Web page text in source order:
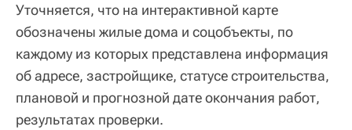
Уточняется, что на интерактивной карте
обозначены жилые дома и соцобъекты, по
каждому из которых представлена информация
об адресе, застройщике, статусе строительства,
плановой и прогнозной дате окончания работ,
результатах проверки.